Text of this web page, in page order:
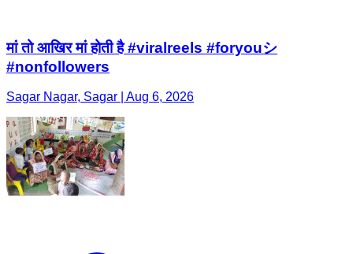
मां तो आखिर मां होती है #viralreels #foryouシ
#nonfollowers
Sagar Nagar, Sagar | Aug 6, 2026